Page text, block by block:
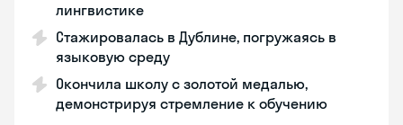
лингвистике
Стажировалась в Дублине, погружаясь в
языковую среду
Окончила школу с золотой медалью,
демонстрируя стремление к обучению